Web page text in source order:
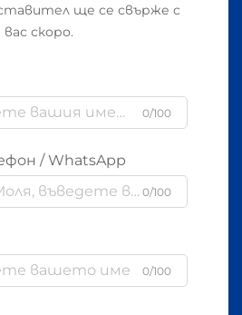
ще се свърже с
вас скоро.
0/100
/ WhatsApp
0/100
0/100